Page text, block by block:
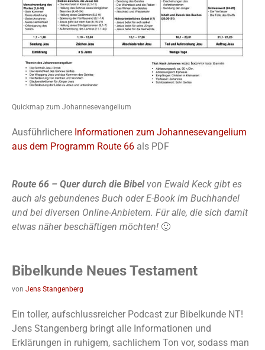
Quickmap zum Johannesevangelium
Ausführlichere Informationen zum Johannesevangelium
aus dem Programm Route 66 als PDF
Route 66 – Quer durch die Bibel von Ewald Keck gibt es
auch als gebundenes Buch oder E-Book im Buchhandel
und bei diversen Online-Anbietern. Für alle, die sich damit
etwas näher beschäftigen möchten! 🙂
Bibelkunde Neues Testament
von Jens Stangenberg
Ein toller, aufschlussreicher Podcast zur Bibelkunde NT!
Jens Stangenberg bringt alle Informationen und
Erklärungen in ruhigem, sachlichem Ton vor, sodass man